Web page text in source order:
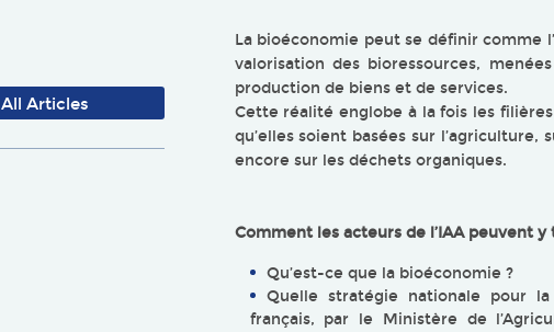
All Articles
La bioéconomie peut se définir comme
valorisation des bioressources,
production de biens et de services.
Cette réalité englobe à la fois les
qu’elles soient basées sur
encore sur les déchets organiques.
Comment les acteurs de l’IAA peuvent
Qu’est-ce que la bioéconomie ?
Quelle stratégie nationale pour
français, par le Ministère de